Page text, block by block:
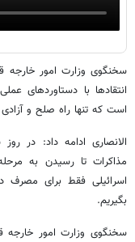
سخنگوی وزارت امور خارجه
انتقادها با دستاوردهای
است که تنها راه صلح و
الانصاری ادامه داد: در
مذاکرات تا رسیدن به
اسرائیلی فقط برای مصرف
بگیریم.
سخنگوی وزارت امور خارجه